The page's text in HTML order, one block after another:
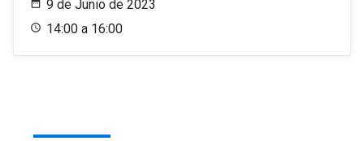
9 de Junio de 2023
14:00 a 16:00